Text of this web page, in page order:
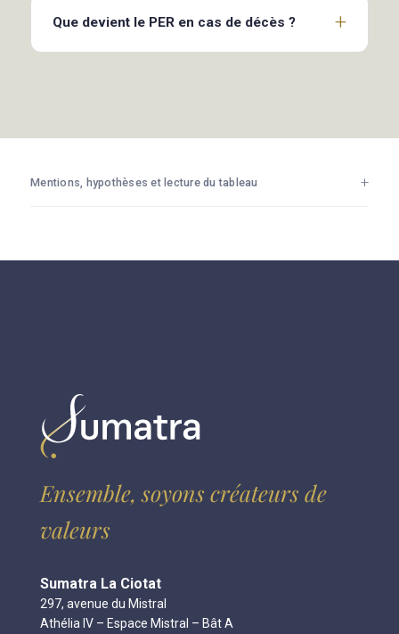
Que devient le PER en cas de décès ?
Mentions, hypothèses et lecture du tableau
Ensemble, soyons créateurs de
valeurs
Sumatra La Ciotat
297, avenue du Mistral
Athélia IV – Espace Mistral – Bât A